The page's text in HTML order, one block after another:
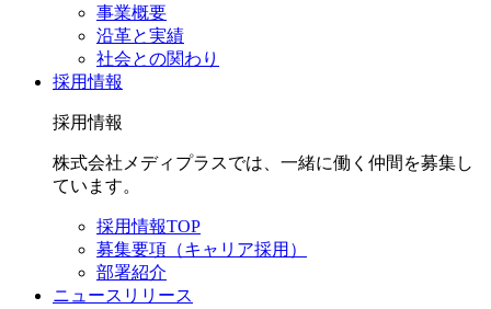
事業概要
沿革と実績
社会との関わり
採用情報
採用情報
株式会社メディプラスでは、一緒に働く仲間を募集し
ています。
採用情報TOP
募集要項（キャリア採用）
部署紹介
ニュースリリース